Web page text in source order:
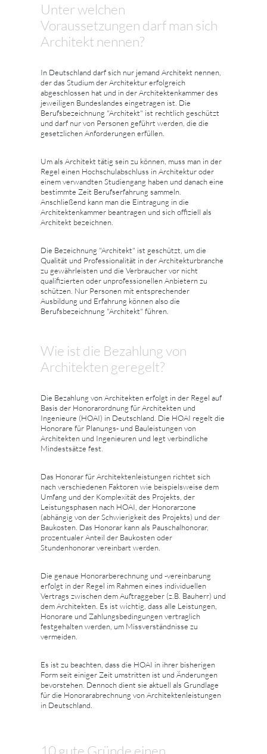
Unter welchen
Voraussetzungen darf man sich
Architekt nennen?
In Deutschland darf sich nur jemand Architekt nennen,
der das Studium der Architektur erfolgreich
abgeschlossen hat und in der Architektenkammer des
jeweiligen Bundeslandes eingetragen ist. Die
Berufsbezeichnung "Architekt" ist rechtlich geschützt
und darf nur von Personen geführt werden, die die
gesetzlichen Anforderungen erfüllen.
Um als Architekt tätig sein zu können, muss man in der
Regel einen Hochschulabschluss in Architektur oder
einem verwandten Studiengang haben und danach eine
bestimmte Zeit Berufserfahrung sammeln.
Anschließend kann man die Eintragung in die
Architektenkammer beantragen und sich offiziell als
Architekt bezeichnen.
Die Bezeichnung "Architekt" ist geschützt, um die
Qualität und Professionalität in der Architekturbranche
zu gewährleisten und die Verbraucher vor nicht
qualifizierten oder unprofessionellen Anbietern zu
schützen. Nur Personen mit entsprechender
Ausbildung und Erfahrung können also die
Berufsbezeichnung "Architekt" führen.
Wie ist die Bezahlung von
Architekten geregelt?
Die Bezahlung von Architekten erfolgt in der Regel auf
Basis der Honorarordnung für Architekten und
Ingenieure (HOAI) in Deutschland. Die HOAI regelt die
Honorare für Planungs- und Bauleistungen von
Architekten und Ingenieuren und legt verbindliche
Mindestsätze fest.
Das Honorar für Architektenleistungen richtet sich
nach verschiedenen Faktoren wie beispielsweise dem
Umfang und der Komplexität des Projekts, der
Leistungsphasen nach HOAI, der Honorarzone
(abhängig von der Schwierigkeit des Projekts) und der
Baukosten. Das Honorar kann als Pauschalhonorar,
prozentualer Anteil der Baukosten oder
Stundenhonorar vereinbart werden.
Die genaue Honorarberechnung und -vereinbarung
erfolgt in der Regel im Rahmen eines individuellen
Vertrags zwischen dem Auftraggeber (z.B. Bauherr) und
dem Architekten. Es ist wichtig, dass alle Leistungen,
Honorare und Zahlungsbedingungen vertraglich
festgehalten werden, um Missverständnisse zu
vermeiden.
Es ist zu beachten, dass die HOAI in ihrer bisherigen
Form seit einiger Zeit umstritten ist und Änderungen
bevorstehen. Dennoch dient sie aktuell als Grundlage
für die Honorarabrechnung von Architektenleistungen
in Deutschland.